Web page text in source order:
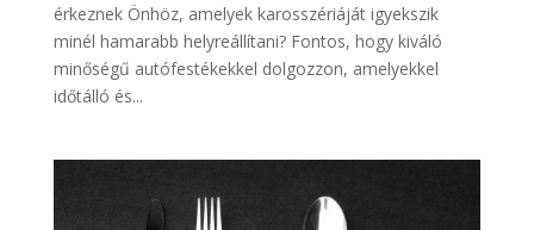
érkeznek Önhöz, amelyek karosszériáját igyekszik
minél hamarabb helyreállítani? Fontos, hogy kiváló
minőségű autófestékekkel dolgozzon, amelyekkel
időtálló és...